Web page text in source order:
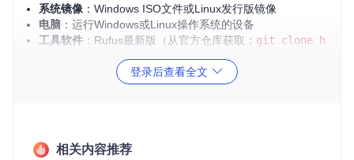
系统镜像 ：Windows ISO文件或Linux发行版镜像
电脑 ：运行Windows或Linux操作系统的设备
工具软件 ：Rufus最新版（从官方仓库获取： git clone h
⌛ 预估完成时间：5分钟
要：
登录后查看全文
相关内容推荐